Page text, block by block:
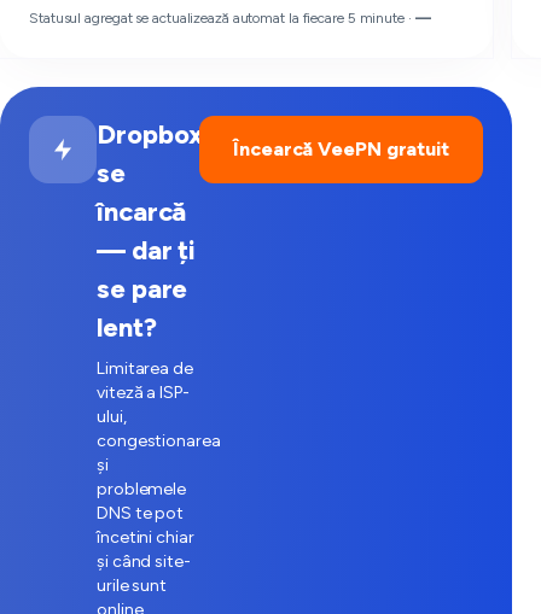
Statusul agregat se actualizează automat la fiecare 5 minute · —
Dropbox
se
încarcă
— dar ți
se pare
lent?
Limitarea de
viteză a ISP-
ului,
congestionarea
și
problemele
DNS te pot
încetini chiar
și când site-
urile sunt
online.
Încearcă VeePN gratuit